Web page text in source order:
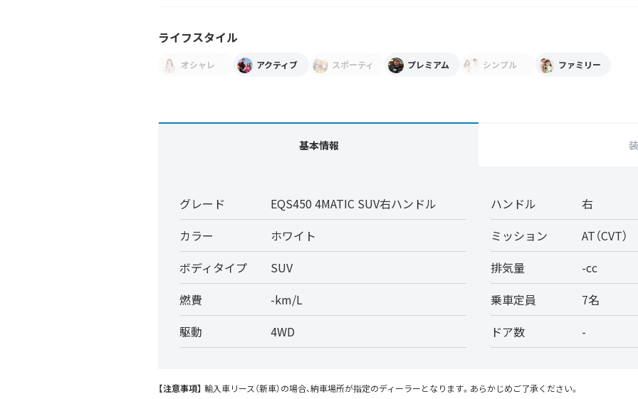
ライフスタイル
オシャレ アクティブ スポーティ プレミアム シンプル ファミリー
基本情報
グレード
EQS450 4MATIC SUV右ハンドル
カラー
ホワイト
ボディタイプ
SUV
燃費
-km/L
駆動
4WD
ハンドル
右
ミッション
AT（CVT）
排気量
-cc
乗車定員
7名
ドア数
-
【注意事項】 輸入車リース（新車）の場合、納車場所が指定のディーラーとなります。あらかじめご了承ください。